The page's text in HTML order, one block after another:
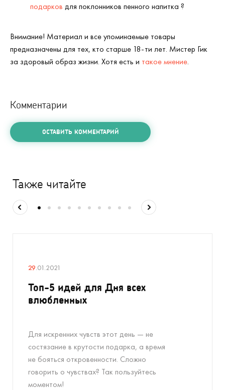
подарков для поклонников пенного напитка ?
Внимание! Материал и все упоминаемые товары
предназначены для тех, кто старше 18-ти лет. Мистер Гик
за здоровый образ жизни. Хотя есть и такое мнение.
Комментарии
ОСТАВИТЬ КОММЕНТАРИЙ
Также читайте
29.01.2021
Топ-5 идей для Дня всех
влюбленных
Для искренних чувств этот день — не
состязание в крутости подарка, а время
не бояться откровенности. Сложно
говорить о чувствах? Так пользуйтесь
моментом!